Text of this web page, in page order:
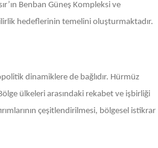
Benban Güneş Kompleksi ve
hedeflerinin temelini oluşturmaktadır.
dinamiklere de bağlıdır. Hürmüz
ülkeleri arasındaki rekabet ve işbirliği
çeşitlendirilmesi, bölgesel istikrar